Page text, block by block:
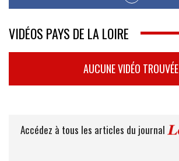
VIDÉOS PAYS DE LA LOIRE
AUCUNE VIDÉO TROUVÉE
Accédez à tous les articles du journal